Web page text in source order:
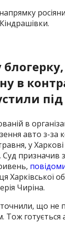
блогерку,
в
в
авто з-за
у
Суд призначив
Харківської
Чиріна.
що не
Тож готується